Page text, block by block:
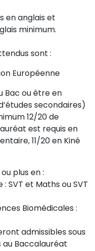
en anglais et
minimum.
sont :
Européenne
Bac ou être en
secondaires)
12/20 de
est requis en
11/20 en Kiné
plus en :
SVT et Maths ou SVT
Biomédicales :
admissibles sous
Baccalauréat